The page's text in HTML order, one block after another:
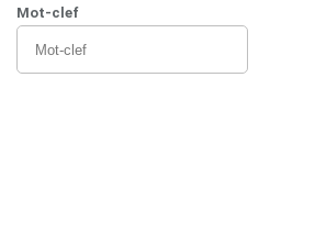
Mot-clef